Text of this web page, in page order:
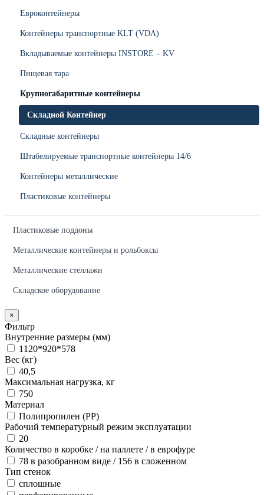
Евроконтейнеры
Контейнеры транспортные KLT (VDA)
Вкладываемые контейнеры INSTORE – KV
Пищевая тара
Крупногабаритные контейнеры
Складной Контейнер
Складные контейнеры
Штабелируемые транспортные контейнеры 14/6
Контейнеры металлические
Пластиковые контейнеры
Пластиковые поддоны
Металлические контейнеры и рольбоксы
Металлические стеллажи
Складское оборудование
×
Фильтр
Внутренние размеры (мм)
1120*920*578
Вес (кг)
40,5
Максимальная нагрузка, кг
750
Материал
Полипропилен (PP)
Рабочий температурный режим эксплуатации
20
Количество в коробке / на паллете / в еврофуре
78 в разобранном виде / 156 в сложенном
Тип стенок
сплошные